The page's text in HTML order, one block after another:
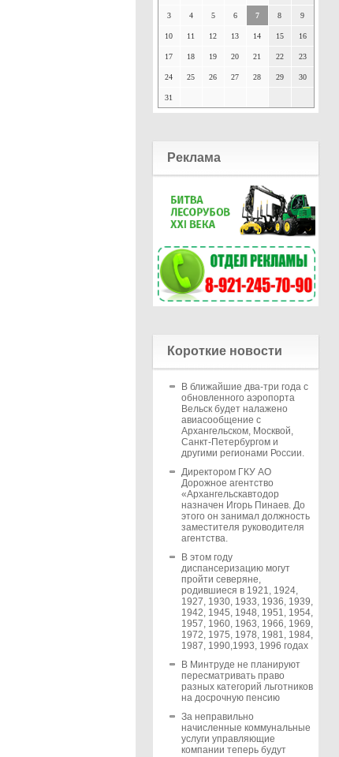
3 4 5 6 7 8 9
10 11 12 13 14 15 16
17 18 19 20 21 22 23
24 25 26 27 28 29 30
31
Реклама
Короткие новости
В ближайшие два-три года с
обновленного аэропорта
Вельск будет налажено
авиасообщение с
Архангельском, Москвой,
Санкт-Петербургом и
другими регионами России.
Директором ГКУ АО
Дорожное агентство
«Архангельскавтодор
назначен Игорь Пинаев. До
этого он занимал должность
заместителя руководителя
агентства.
В этом году
диспансеризацию могут
пройти северяне,
родившиеся в 1921, 1924,
1927, 1930, 1933, 1936, 1939,
1942, 1945, 1948, 1951, 1954,
1957, 1960, 1963, 1966, 1969,
1972, 1975, 1978, 1981, 1984,
1987, 1990,1993, 1996 годах
В Минтруде не планируют
пересматривать право
разных категорий льготников
на досрочную пенсию
За неправильно
начисленные коммунальные
услуги управляющие
компании теперь будут